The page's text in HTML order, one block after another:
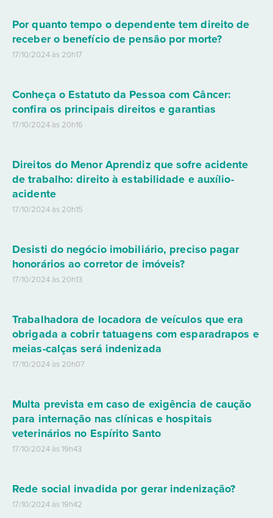
Por quanto tempo o dependente tem direito de
receber o benefício de pensão por morte?
17/10/2024 às 20h17
Conheça o Estatuto da Pessoa com Câncer:
confira os principais direitos e garantias
17/10/2024 às 20h16
Direitos do Menor Aprendiz que sofre acidente
de trabalho: direito à estabilidade e auxílio-
acidente
17/10/2024 às 20h15
Desisti do negócio imobiliário, preciso pagar
honorários ao corretor de imóveis?
17/10/2024 às 20h13
Trabalhadora de locadora de veículos que era
obrigada a cobrir tatuagens com esparadrapos e
meias-calças será indenizada
17/10/2024 às 20h07
Multa prevista em caso de exigência de caução
para internação nas clínicas e hospitais
veterinários no Espírito Santo
17/10/2024 às 19h43
Rede social invadida por gerar indenização?
17/10/2024 às 19h42